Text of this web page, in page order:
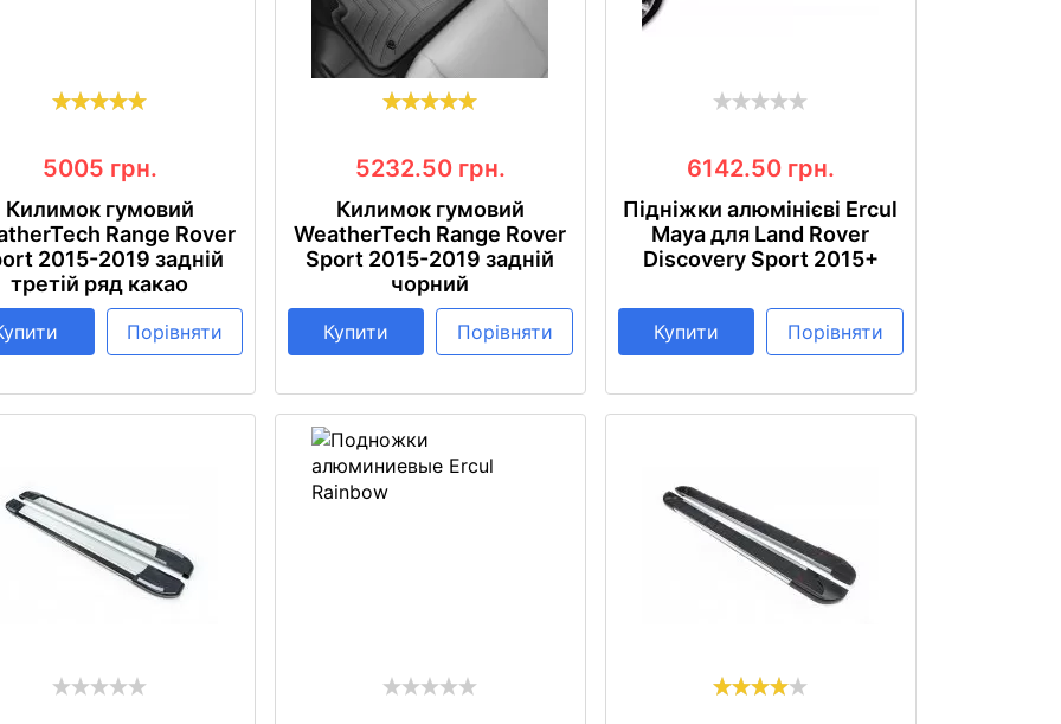
5005 грн.
Килимок гумовий
Range Rover
2015-2019 задній
третій ряд какао
Порівняти
5232.50 грн.
Килимок гумовий
WeatherTech Range Rover
Sport 2015-2019 задній
чорний
Купити Порівняти
6142.50 грн.
Підніжки алюмінієві Ercul
Maya для Land Rover
Discovery Sport 2015+
Купити Порівняти